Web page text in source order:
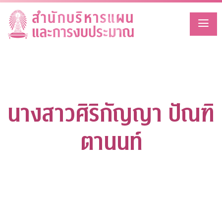
Skip
content
นางสาวศิริกัญญา ปัณฑิ
ตานนท์